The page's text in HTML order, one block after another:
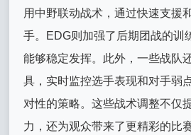
用中野联动战术，通过快速支援
手。EDG则加强了后期团战的训
能够稳定发挥。此外，一些战队
具，实时监控选手表现和对手弱
对性的策略。这些战术调整不仅
力，还为观众带来了更精彩的比